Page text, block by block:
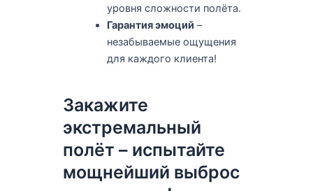
уровня сложности полёта.
Гарантия эмоций –
незабываемые ощущения
для каждого клиента!
Закажите
экстремальный
полёт – испытайте
мощнейший выброс